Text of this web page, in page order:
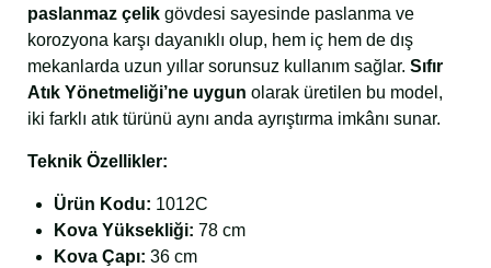
paslanmaz çelik gövdesi sayesinde paslanma ve
korozyona karşı dayanıklı olup, hem iç hem de dış
mekanlarda uzun yıllar sorunsuz kullanım sağlar. Sıfır
Atık Yönetmeliği’ne uygun olarak üretilen bu model,
iki farklı atık türünü aynı anda ayrıştırma imkânı sunar.
Teknik Özellikler:
Ürün Kodu: 1012C
Kova Yüksekliği: 78 cm
Kova Çapı: 36 cm